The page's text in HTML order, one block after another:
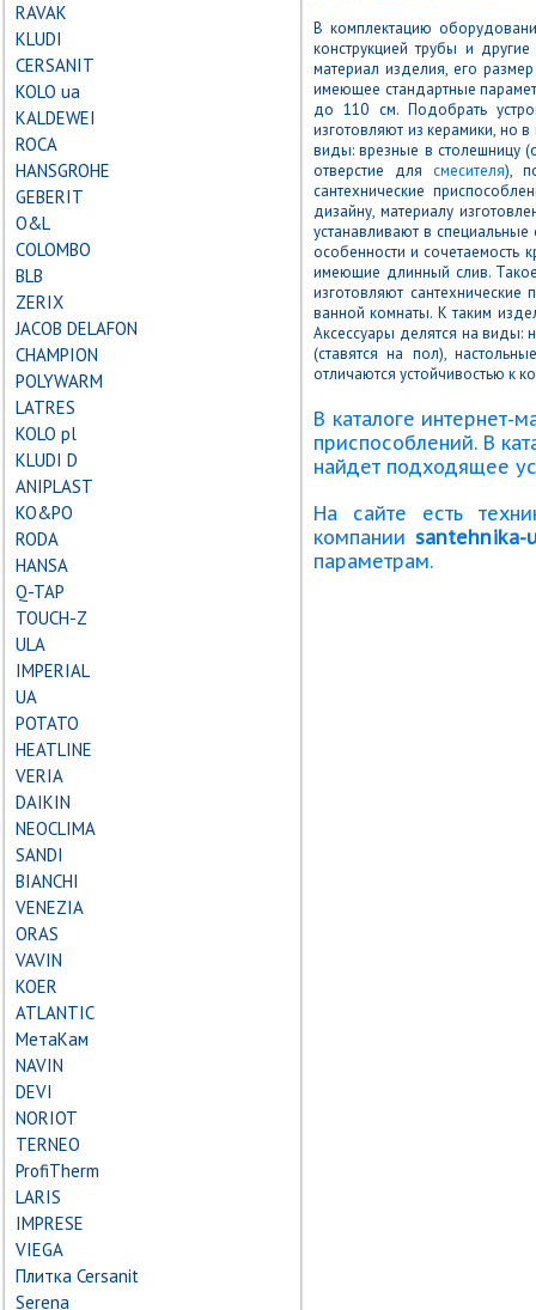
RAVAK
KLUDI
CERSANIT
KOLO ua
KALDEWEI
ROCA
HANSGROHE
GEBERIT
О&L
COLOMBO
BLB
ZERIX
JACOB DELAFON
CHAMPION
POLYWARM
LATRES
KOLO pl
KLUDI D
ANIPLAST
KO&PO
RODA
HANSA
Q-TAP
TOUCH-Z
ULA
IMPERIAL
UA
POTATO
HEATLINE
VERIA
DAIKIN
NEOCLIMA
SANDI
BIANCHI
VENEZIA
ORAS
VAVIN
KOER
ATLANTIC
МетаКам
NAVIN
DEVI
NORIOT
TERNEO
ProfiTherm
LARIS
IMPRESE
VIEGA
Плитка Cersanit
Serena
В комплектацию
конструкцией трубы и
материал изделия, его
имеющее стандартные
до 110 см. Подобрать
изготовляют из керамики, но
виды: врезные в столешницу
отверстие длясмесителя),
сантехнические
дизайну, материалу
устанавливают в
особенности и сочетаемость
имеющие длинный слив.
изготовляют
ванной комнаты. К таким
Аксессуары делятся на виды:
(ставятся на пол),
отличаются устойчивостью к
В каталоге интернет-
приспособлений. В
найдет подходящее
На сайте есть
компании santehnika-
параметрам.